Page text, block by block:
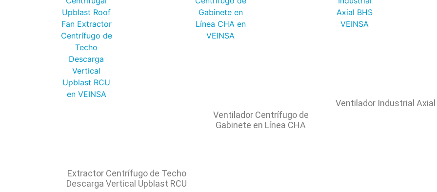
Extractor Centrífugo de Techo
Descarga Vertical Upblast RCU
Ventilador Centrífugo de
Gabinete en Línea CHA
Ventilador Industrial Axial